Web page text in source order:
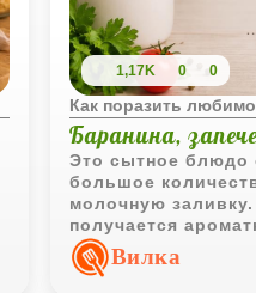
1,17K 0 0
Как поразить
Баранина,
Это сытное блюдо
большое
молочную
получается
насыщенный вкус.
Вилка